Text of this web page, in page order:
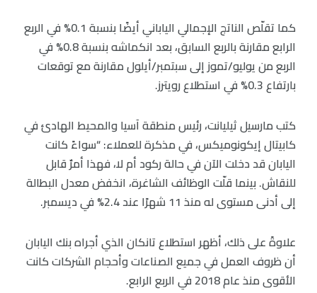
كما تقلّص الناتج الإجمالي الياباني أيضًا بنسبة 0.1% في الربع
الرابع مقارنة بالربع السابق، بعد انكماشه بنسبة 0.8% في
الربع من يوليو/تموز إلى سبتمبر/أيلول مقارنة مع توقعات
بارتفاع 0.3% في استطلاع رويترز.
كتب مارسيل ثيليانت، رئيس منطقة آسيا والمحيط الهادئ في
كابيتال إيكونوميكس، في مذكرة للعملاء: “سواءً كانت
اليابان قد دخلت الآن في حالة ركود أم لا، فهذا أمرٌ قابل
للنقاش. بينما قلّت الوظائف الشاغرة، انخفض معدل البطالة
إلى أدنى مستوى له منذ 11 شهرًا عند 2.4% في ديسمبر.
علاوةً على ذلك، أظهر استطلاع تانكان الذي أجراه بنك اليابان
أن ظروف العمل في جميع الصناعات وأحجام الشركات كانت
الأقوى منذ عام 2018 في الربع الرابع.